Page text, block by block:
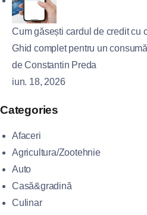
Cum găsești cardul de credit cu
Ghid complet pentru un
de Constantin Preda
iun. 18, 2026
Categories
Afaceri
Agricultura/Zootehnie
Auto
Casă&gradină
Culinar